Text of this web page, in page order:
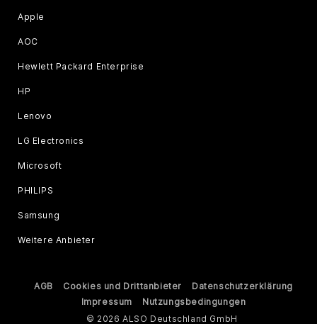
Apple
AOC
Hewlett Packard Enterprise
HP
Lenovo
LG Electronics
Microsoft
PHILIPS
Samsung
Weitere Anbieter
AGB Cookies und Drittanbieter
Datenschutzerklärung
Impressum
Nutzungsbedingungen
© 2026 ALSO Deutschland GmbH